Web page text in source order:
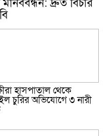
দ্রুত বিচার
হাসপাতাল থেকে
চুরির অভিযোগে ৩ নারী